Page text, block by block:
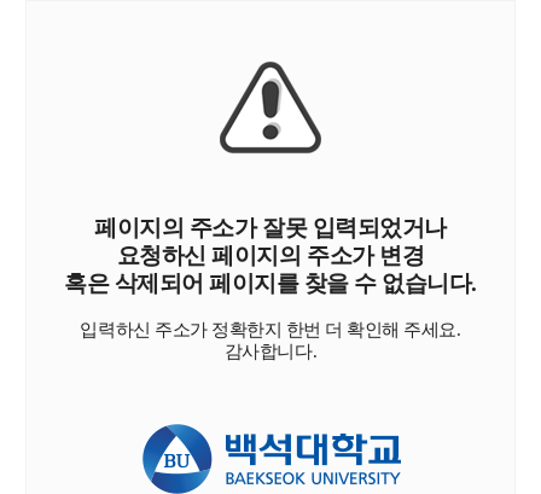
페이지의 주소가 잘못 입력되었거나
요청하신 페이지의 주소가 변경
혹은 삭제되어 페이지를 찾을 수 없습니다.
입력하신 주소가 정확한지 한번 더 확인해 주세요.
감사합니다.